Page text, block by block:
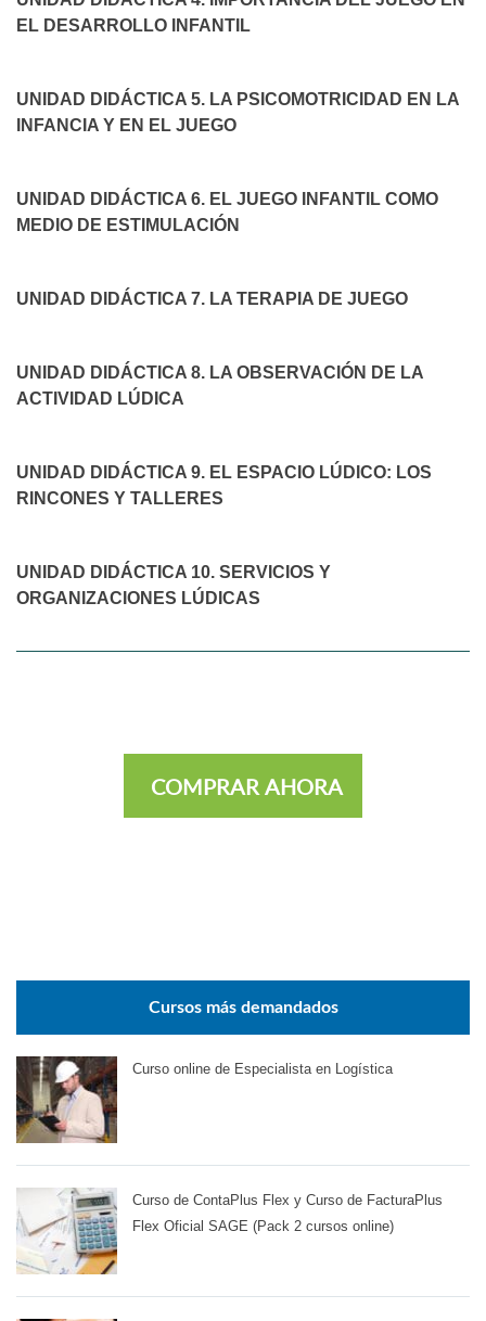
EL DESARROLLO INFANTIL
UNIDAD DIDÁCTICA 5. LA PSICOMOTRICIDAD EN LA
INFANCIA Y EN EL JUEGO
UNIDAD DIDÁCTICA 6. EL JUEGO INFANTIL COMO
MEDIO DE ESTIMULACIÓN
UNIDAD DIDÁCTICA 7. LA TERAPIA DE JUEGO
UNIDAD DIDÁCTICA 8. LA OBSERVACIÓN DE LA
ACTIVIDAD LÚDICA
UNIDAD DIDÁCTICA 9. EL ESPACIO LÚDICO: LOS
RINCONES Y TALLERES
UNIDAD DIDÁCTICA 10. SERVICIOS Y
ORGANIZACIONES LÚDICAS
COMPRAR AHORA
Cursos más demandados
Curso online de Especialista en Logística
Curso de ContaPlus Flex y Curso de FacturaPlus
Flex Oficial SAGE (Pack 2 cursos online)